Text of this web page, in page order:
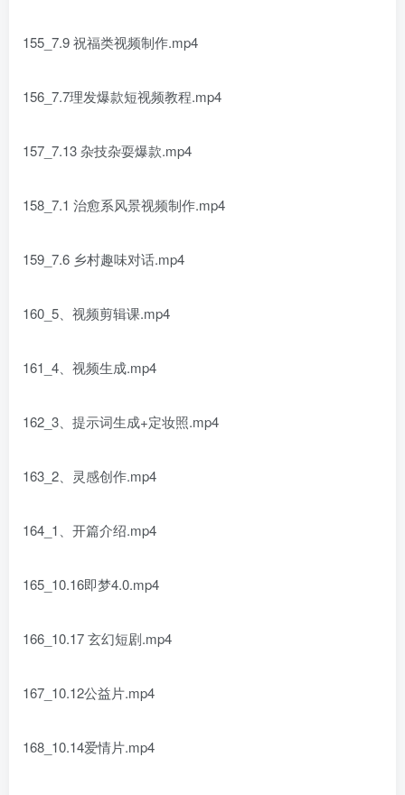
155_7.9 祝福类视频制作.mp4
156_7.7理发爆款短视频教程.mp4
157_7.13 杂技杂耍爆款.mp4
158_7.1 治愈系风景视频制作.mp4
159_7.6 乡村趣味对话.mp4
160_5、视频剪辑课.mp4
161_4、视频生成.mp4
162_3、提示词生成+定妆照.mp4
163_2、灵感创作.mp4
164_1、开篇介绍.mp4
165_10.16即梦4.0.mp4
166_10.17 玄幻短剧.mp4
167_10.12公益片.mp4
168_10.14爱情片.mp4